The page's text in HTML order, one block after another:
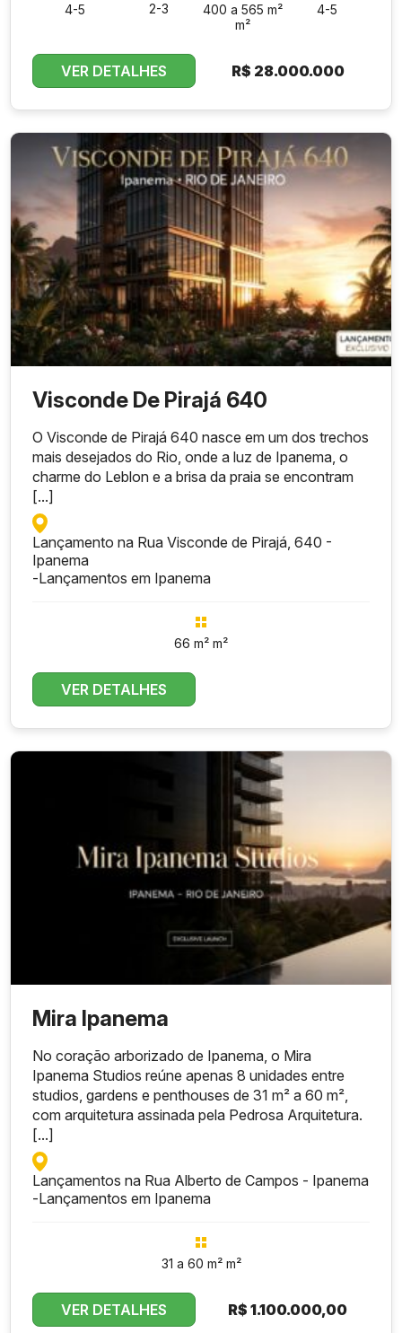
4-5 2-3
400 a 565 m²
m²
4-5
VER DETALHES R$ 28.000.000
Visconde De Pirajá 640
O Visconde de Pirajá 640 nasce em um dos trechos
mais desejados do Rio, onde a luz de Ipanema, o
charme do Leblon e a brisa da praia se encontram
[...]
Lançamento na Rua Visconde de Pirajá, 640 -
Ipanema
-Lançamentos em Ipanema
66 m² m²
VER DETALHES
Mira Ipanema
No coração arborizado de Ipanema, o Mira
Ipanema Studios reúne apenas 8 unidades entre
studios, gardens e penthouses de 31 m² a 60 m²,
com arquitetura assinada pela Pedrosa Arquitetura.
[...]
Lançamentos na Rua Alberto de Campos - Ipanema
-Lançamentos em Ipanema
31 a 60 m² m²
VER DETALHES R$1.100.000,00